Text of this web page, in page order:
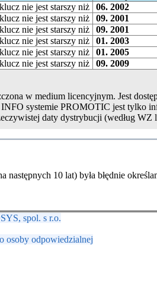
nie jest starszy niż
06. 2002
nie jest starszy niż
09. 2001
nie jest starszy niż
09. 2001
nie jest starszy niż
01. 2003
nie jest starszy niż
01. 2005
nie jest starszy niż 09. 2009
w medium licencyjnym. Jest
systemie PROMOTIC jest tylko
daty dystrybucji (według WZ
następnych 10 lat) była błędnie
spol. s r.o.
osoby odpowiedzialnej